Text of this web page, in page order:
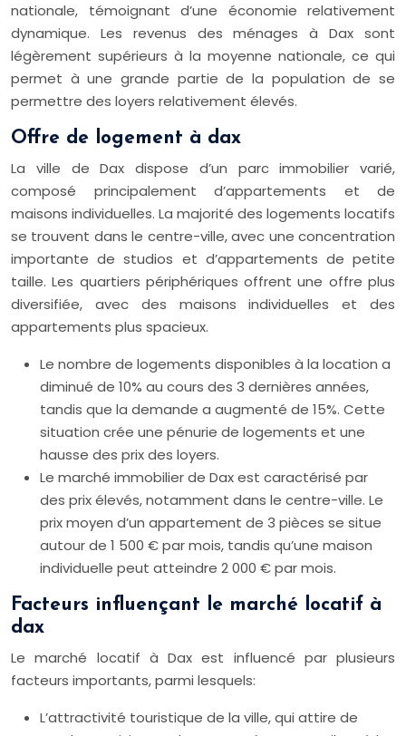
nationale, témoignant d’une économie relativement
dynamique. Les revenus des ménages à Dax sont
légèrement supérieurs à la moyenne nationale, ce qui
permet à une grande partie de la population de se
permettre des loyers relativement élevés.
Offre de logement à dax
La ville de Dax dispose d’un parc immobilier varié,
composé principalement d’appartements et de
maisons individuelles. La majorité des logements locatifs
se trouvent dans le centre-ville, avec une concentration
importante de studios et d’appartements de petite
taille. Les quartiers périphériques offrent une offre plus
diversifiée, avec des maisons individuelles et des
appartements plus spacieux.
Le nombre de logements disponibles à la location a
diminué de 10% au cours des 3 dernières années,
tandis que la demande a augmenté de 15%. Cette
situation crée une pénurie de logements et une
hausse des prix des loyers.
Le marché immobilier de Dax est caractérisé par
des prix élevés, notamment dans le centre-ville. Le
prix moyen d’un appartement de 3 pièces se situe
autour de 1 500 € par mois, tandis qu’une maison
individuelle peut atteindre 2 000 € par mois.
Facteurs influençant le marché locatif à
dax
Le marché locatif à Dax est influencé par plusieurs
facteurs importants, parmi lesquels:
L’attractivité touristique de la ville, qui attire de